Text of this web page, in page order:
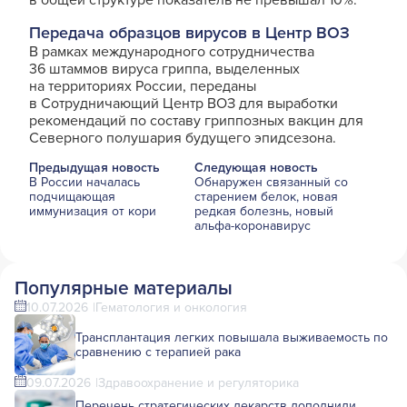
Передача образцов вирусов в Центр ВОЗ
В рамках международного сотрудничества
36 штаммов вируса гриппа, выделенных
на территориях России, переданы
в Сотрудничающий Центр ВОЗ для выработки
рекомендаций по составу гриппозных вакцин для
Северного полушария будущего эпидсезона.
Предыдущая новость
В России началась
подчищающая
иммунизация от кори
Следующая новость
Обнаружен связанный со
старением белок, новая
редкая болезнь, новый
альфа-коронавирус
Популярные материалы
10.07.2026 Гематология и онкология
Трансплантация легких повышала выживаемость по
сравнению с терапией рака
09.07.2026 Здравоохранение и регуляторика